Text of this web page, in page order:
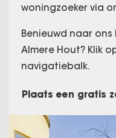
woningzoeker via
Benieuwd naar
Almere Hout? Klik
navigatiebalk.
Plaats een gratis